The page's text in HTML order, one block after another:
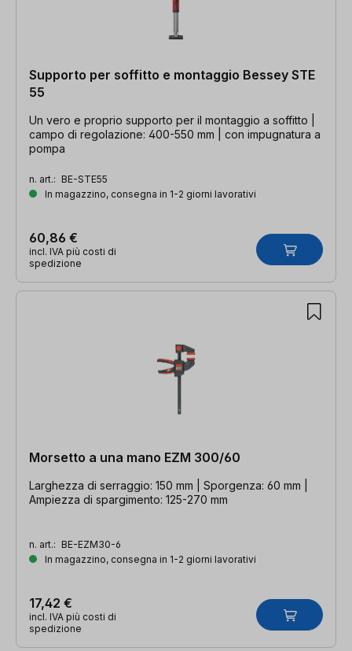
Supporto per soffitto e montaggio Bessey STE
55
Un vero e proprio supporto per il montaggio a soffitto |
campo di regolazione: 400-550 mm | con impugnatura a
pompa
n. art.: BE-STE55
In magazzino, consegna in 1-2 giorni lavorativi
60,86 €
incl. IVA più costi di
spedizione
Morsetto a una mano EZM 300/60
Larghezza di serraggio: 150 mm | Sporgenza: 60 mm |
Ampiezza di spargimento: 125-270 mm
n. art.: BE-EZM30-6
In magazzino, consegna in 1-2 giorni lavorativi
17,42 €
incl. IVA più costi di
spedizione